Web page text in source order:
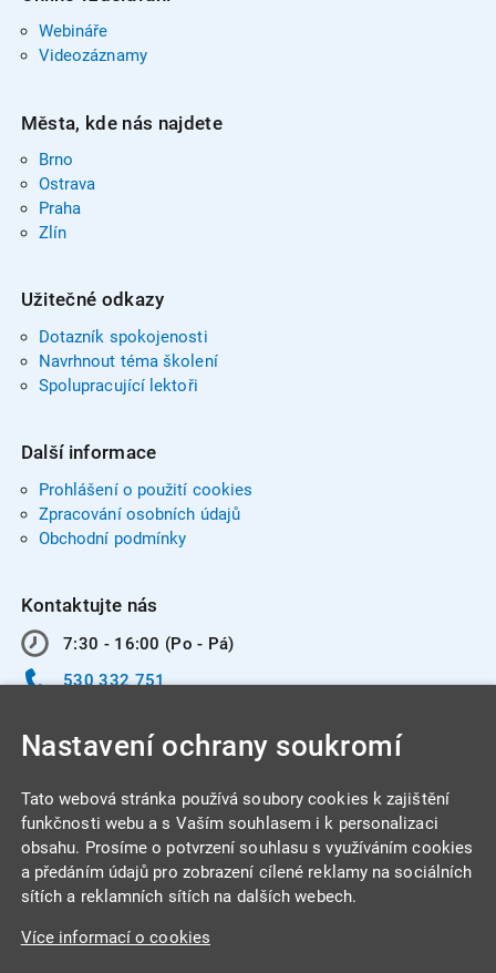
Webináře
Videozáznamy
Města, kde nás najdete
Brno
Ostrava
Praha
Zlín
Užitečné odkazy
Dotazník spokojenosti
Navrhnout téma školení
Spolupracující lektoři
Další informace
Prohlášení o použití cookies
Zpracování osobních údajů
Obchodní podmínky
Kontaktujte nás
7:30 - 16:00 (Po - Pá)
530 332 751
INTEGRA CENTRUM s.r.o.
Jabloňová 662/7
Nastavení ochrany soukromí
Tato webová stránka používá soubory cookies k zajištění
funkčnosti webu a s Vaším souhlasem i k personalizaci
obsahu. Prosíme o potvrzení souhlasu s využíváním cookies
a předáním údajů pro zobrazení cílené reklamy na sociálních
sítích a reklamních sítích na dalších webech.
Více informací o cookies